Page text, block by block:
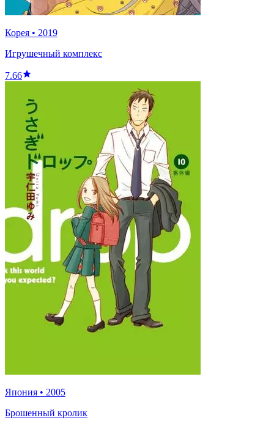
Корея • 2019
Игрушечный комплекс
7.66
Япония • 2005
Брошенный кролик